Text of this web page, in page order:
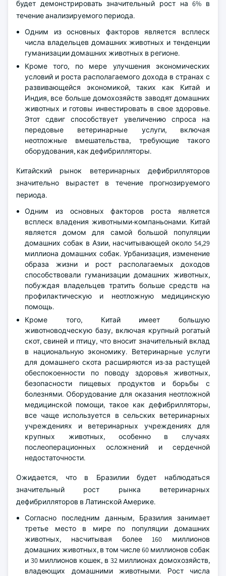
будет демонстрировать значительный рост на 6% в
течение анализируемого периода.
Одним из основных факторов является всплеск
числа владельцев домашних животных и тенденции
гуманизации домашних животных в регионе.
Кроме того, по мере улучшения экономических
условий и роста располагаемого дохода в странах с
развивающейся экономикой, таких как Китай и
Индия, все больше домохозяйств заводят домашних
животных и готовы инвестировать в свое здоровье.
Этот сдвиг способствует увеличению спроса на
передовые ветеринарные услуги, включая
неотложные вмешательства, требующие такого
оборудования, как дефибрилляторы.
Китайский рынок ветеринарных дефибрилляторов
значительно вырастет в течение прогнозируемого
периода.
Одним из основных факторов роста является
всплеск владения животными-компаньонами. Китай
является домом для самой большой популяции
домашних собак в Азии, насчитывающей около 54,29
миллиона домашних собак. Урбанизация, изменение
образа жизни и рост располагаемых доходов
способствовали гуманизации домашних животных,
побуждая владельцев тратить больше средств на
профилактическую и неотложную медицинскую
помощь.
Кроме того, Китай имеет большую
животноводческую базу, включая крупный рогатый
скот, свиней и птицу, что вносит значительный вклад
в национальную экономику. Ветеринарные услуги
для домашнего скота расширяются из-за растущей
обеспокоенности по поводу здоровья животных,
безопасности пищевых продуктов и борьбы с
болезнями. Оборудование для оказания неотложной
медицинской помощи, такое как дефибрилляторы,
все чаще используется в сельских ветеринарных
учреждениях и ветеринарных учреждениях для
крупных животных, особенно в случаях
послеоперационных осложнений и сердечной
недостаточности.
Ожидается, что в Бразилии будет наблюдаться
значительный рост рынка ветеринарных
дефибрилляторов в Латинской Америке.
Согласно последним данным, Бразилия занимает
третье место в мире по популяции домашних
животных, насчитывая более 160 миллионов
домашних животных, в том числе 60 миллионов собак
и 30 миллионов кошек, в 32 миллионах домохозяйств,
владеющих домашними животными. Рост числа